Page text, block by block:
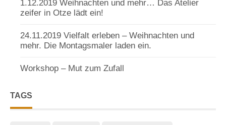
1.12.2019 Weihnachten und mehr… Das Atelier
zeifer in Otze lädt ein!
24.11.2019 Vielfalt erleben – Weihnachten und
mehr. Die Montagsmaler laden ein.
Workshop – Mut zum Zufall
TAGS